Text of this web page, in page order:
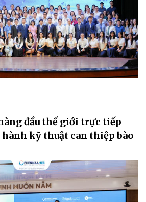
đầu thế giới trực tiếp
kỹ thuật can thiệp bào